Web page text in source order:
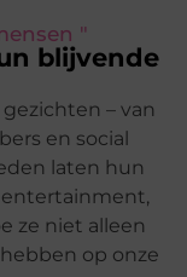
"
blijvende
– van
en social
laten hun
ze niet alleen
op onze